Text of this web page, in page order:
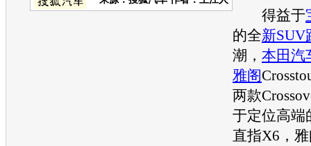
得益于
的全新SUV
潮， 本田汽
雅阁
两款
于定位高端
直指X6，